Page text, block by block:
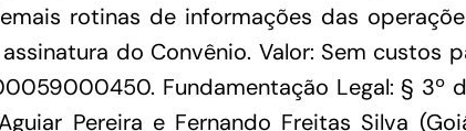
rotinas de informações das
do Convênio. Valor: Sem custos
Fundamentação Legal: § 3º
Pereira e Fernando Freitas Silva